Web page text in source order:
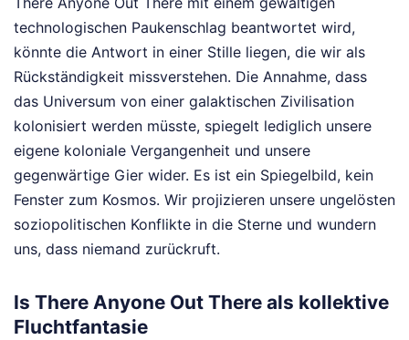
technologischen Paukenschlag beantwortet wird,
könnte die Antwort in einer Stille liegen, die wir als
Rückständigkeit missverstehen. Die Annahme, dass
das Universum von einer galaktischen Zivilisation
kolonisiert werden müsste, spiegelt lediglich unsere
eigene koloniale Vergangenheit und unsere
gegenwärtige Gier wider. Es ist ein Spiegelbild, kein
Fenster zum Kosmos. Wir projizieren unsere ungelösten
soziopolitischen Konflikte in die Sterne und wundern
uns, dass niemand zurückruft.
Is There Anyone Out There als kollektive
Fluchtfantasie